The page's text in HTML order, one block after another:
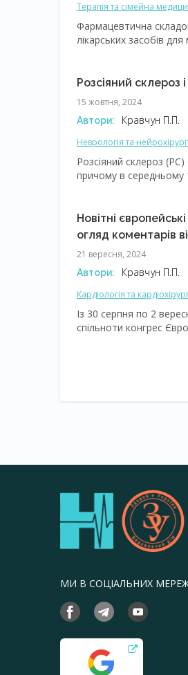
Терапія та сімейна
Міждисциплінарні
Фармацевтична
лікарських засобів
Розсіяний
15 жовтня, 2024
Автори: Кравчун П.П.
Неврологія та
Терапія та сімейна
Розсіяний склероз
причому в середньому
наразі майже 1 млн
РС станом на 2020 рік
Новітні
огляд коментарів
21 вересня, 2024
Автори: Кравчун П.П.
Кардіологія та
Із 30 серпня по 2
спільноти конгрес
МИ В СОЦІАЛЬНИХ